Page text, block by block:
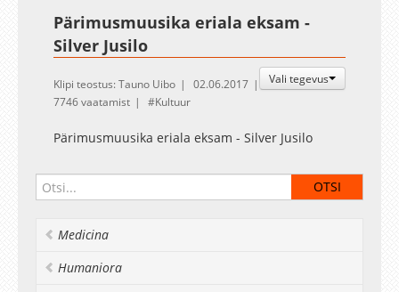
Pärimusmuusika eriala eksam -
Silver Jusilo
Vali tegevus
Klipi teostus: Tauno Uibo
02.06.2017
7746 vaatamist
Kultuur
Pärimusmuusika eriala eksam - Silver Jusilo
Medicina
Humaniora